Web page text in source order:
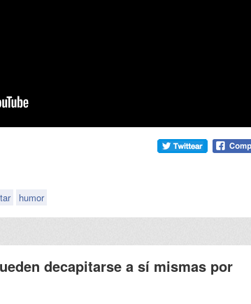
humor
decapitarse a sí mismas por